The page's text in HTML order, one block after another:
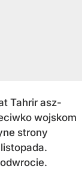
Tahrir asz-
wojskom
strony